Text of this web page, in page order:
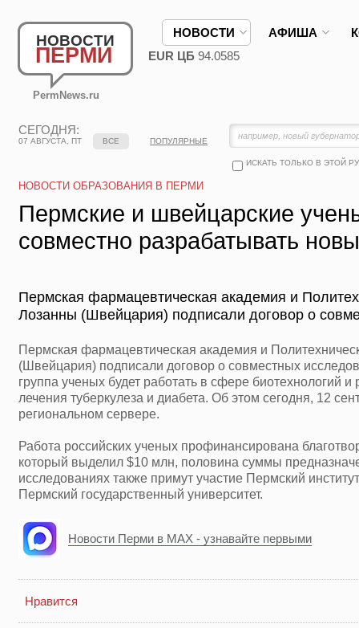
НОВОСТИ
ПЕРМИ
PermNews.ru
НОВОСТИ АФИША
EUR ЦБ 94.0585
СЕГОДНЯ:
07 АВГУСТА, ПТ
ИСКАТЬ ТОЛЬКО В ЭТОЙ
ВСЕ ПОПУЛЯРНЫЕ
НОВОСТИ ОБРАЗОВАНИЯ В ПЕРМИ
Пермские и швейцарские
совместно разрабатывать
Пермская фармацевтическая академия и
Лозанны (Швейцария) подписали договор о
Пермская фармацевтическая академия и
(Швейцария) подписали договор о совместных
группа ученых будет работать в сфере биотехнологий
лечения туберкулеза и диабета. Об этом сегодня, 12
региональном сервере.
Работа российских ученых профинансирована
который выделил $10 млн, половина суммы
исследованиях также примут участие Пермский
Пермский государственный университет.
Новости Перми в MAX - узнавайте первыми
Нравится